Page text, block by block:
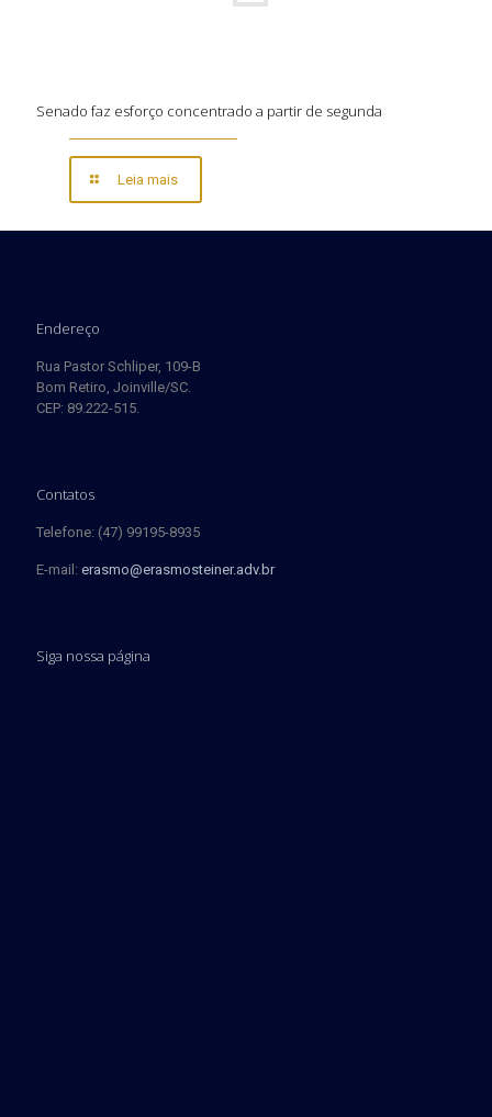
Senado faz esforço concentrado a partir de segunda
Leia mais
Endereço
Rua Pastor Schliper, 109-B
Bom Retiro, Joinville/SC.
CEP: 89.222-515.
Contatos
Telefone: (47) 99195-8935
E-mail: erasmo@erasmosteiner.adv.br
Siga nossa página